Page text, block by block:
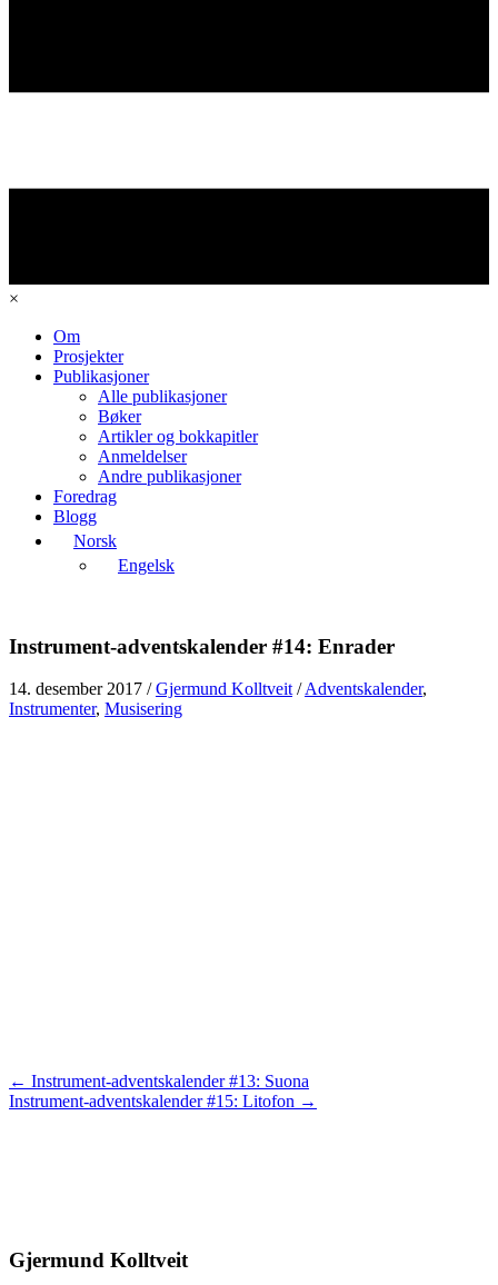
×
Om
Prosjekter
Publikasjoner
Alle publikasjoner
Bøker
Artikler og bokkapitler
Anmeldelser
Andre publikasjoner
Foredrag
Blogg
Norsk
Engelsk
Instrument-adventskalender #14: Enrader
14. desember 2017 /Gjermund Kolltveit/Adventskalender,
Instrumenter, Musisering
Posts
navigation
← Instrument-adventskalender #13: Suona
Instrument-adventskalender #15: Litofon →
Gjermund Kolltveit